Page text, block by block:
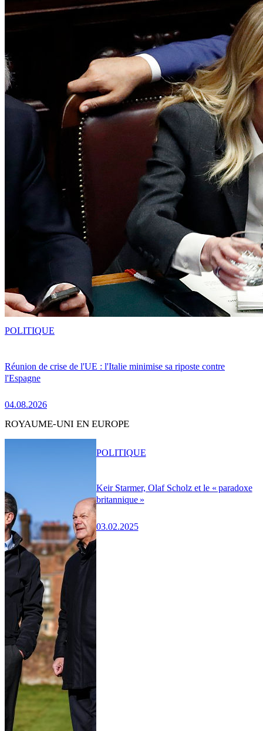
Réunion de crise de l'UE : l'Italie minimise sa riposte contre
l'Espagne
04.08.2026
POLITIQUE
ROYAUME-UNI EN EUROPE
Keir Starmer, Olaf Scholz et le « paradoxe
britannique »
03.02.2025
POLITIQUE